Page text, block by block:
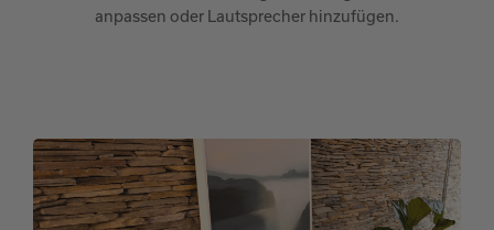
anpassen oder Lautsprecher hinzufügen.